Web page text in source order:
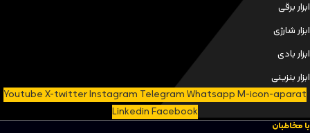
ابزار برقی
ابزار شارژی
ابزار بادی
ابزار بنزینی
YoutubeX-twitterInstagram TelegramWhatsappM-icon-aparat
LinkedinFacebook
با مخاطبان